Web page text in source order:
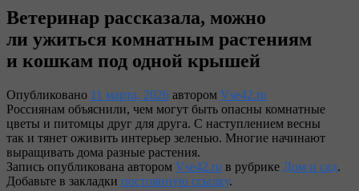
Ветеринар рассказала, можно
ли ужиться комнатным растениям
и кошкам под одной крышей
Опубликовано 11 марта, 2026 автором Vse42.ru
Россиянам объяснили, чем могут быть опасны комнатные
цветы и питомцы друг для друга. С наступлением весны
так и тянет оживить интерьер зеленью. Многие начинают
выращивать дома разные растения.
Запись опубликована автором Vse42.ru в рубрике Дом и сад.
Добавьте в закладки постоянную ссылку.